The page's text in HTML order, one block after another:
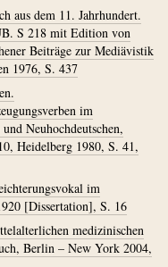
aus dem 11. Jahrhundert.
S 218 mit Edition von
Beiträge zur Mediävistik
1976, S. 437
im
Neuhochdeutschen,
Heidelberg 1980, S. 41,
im
[Dissertation], S. 16
medizinischen
Berlin – New York 2004,